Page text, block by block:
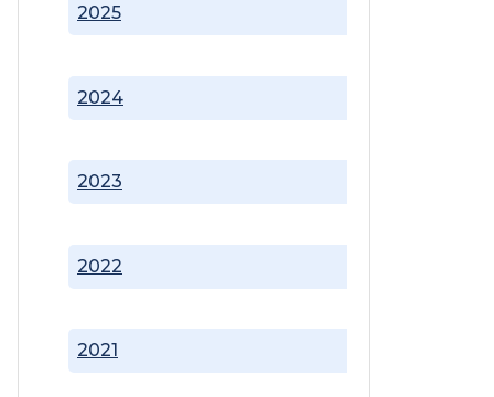
2021
2022
2023
2024
2025